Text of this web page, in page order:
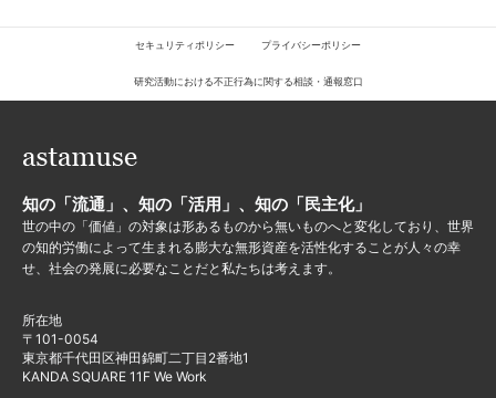
セキュリティポリシー プライバシーポリシー
研究活動における不正行為に関する相談・通報窓口
知の「流通」、知の「活用」、知の「民主化」
世の中の「価値」の対象は形あるものから無いものへと変化しており、世界
の知的労働によって生まれる膨大な無形資産を活性化することが人々の幸
せ、社会の発展に必要なことだと私たちは考えます。
所在地
〒101-0054
東京都千代田区神田錦町二丁目2番地1
KANDA SQUARE 11F We Work